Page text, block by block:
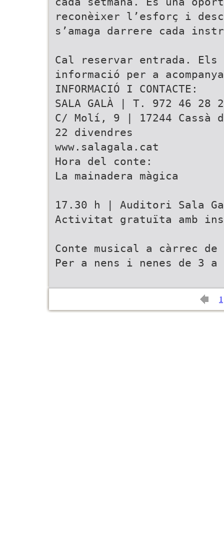
reconèixer l’esforç i
s’amaga darrere cada
Cal reservar entrada. Els
informació per a
INFORMACIÓ I CONTACTE:
SALA GALÀ | T. 972 46
C/ Molí, 9 | 17244 Cassà
22 divendres
www.salagala.cat
Hora del conte:
La mainadera màgica
17.30 h | Auditori Sala
Activitat gratuïta amb
Conte musical a càrrec de
Per a nens i nenes de 3 a
1